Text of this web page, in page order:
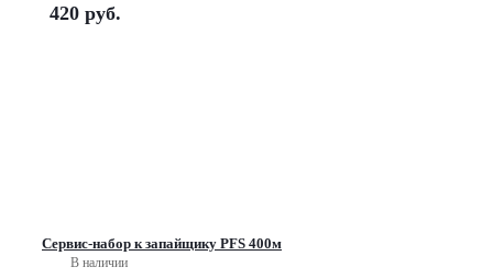
420 руб.
Сервис-набор к запайщику PFS 400м
В наличии